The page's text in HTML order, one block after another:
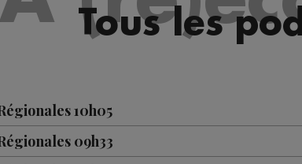
Tous les
10h05
09h33